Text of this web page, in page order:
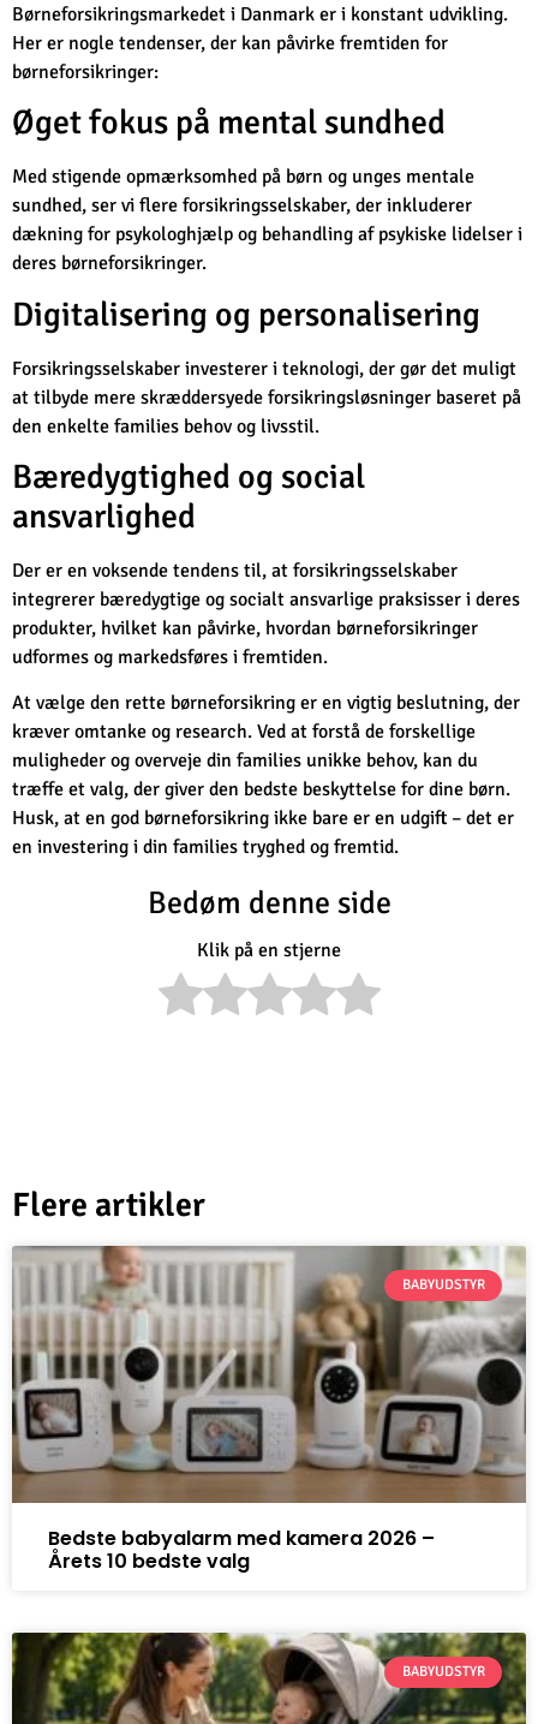
Børneforsikringsmarkedet i Danmark er i konstant udvikling.
Her er nogle tendenser, der kan påvirke fremtiden for
børneforsikringer:
Øget fokus på mental sundhed
Med stigende opmærksomhed på børn og unges mentale
sundhed, ser vi flere forsikringsselskaber, der inkluderer
dækning for psykologhjælp og behandling af psykiske lidelser i
deres børneforsikringer.
Digitalisering og personalisering
Forsikringsselskaber investerer i teknologi, der gør det muligt
at tilbyde mere skræddersyede forsikringsløsninger baseret på
den enkelte families behov og livsstil.
Bæredygtighed og social
ansvarlighed
Der er en voksende tendens til, at forsikringsselskaber
integrerer bæredygtige og socialt ansvarlige praksisser i deres
produkter, hvilket kan påvirke, hvordan børneforsikringer
udformes og markedsføres i fremtiden.
At vælge den rette børneforsikring er en vigtig beslutning, der
kræver omtanke og research. Ved at forstå de forskellige
muligheder og overveje din families unikke behov, kan du
træffe et valg, der giver den bedste beskyttelse for dine børn.
Husk, at en god børneforsikring ikke bare er en udgift – det er
en investering i din families tryghed og fremtid.
Bedøm denne side
Klik på en stjerne
Flere artikler
BABYUDSTYR
Bedste babyalarm med kamera 2026 –
Årets 10 bedste valg
BABYUDSTYR